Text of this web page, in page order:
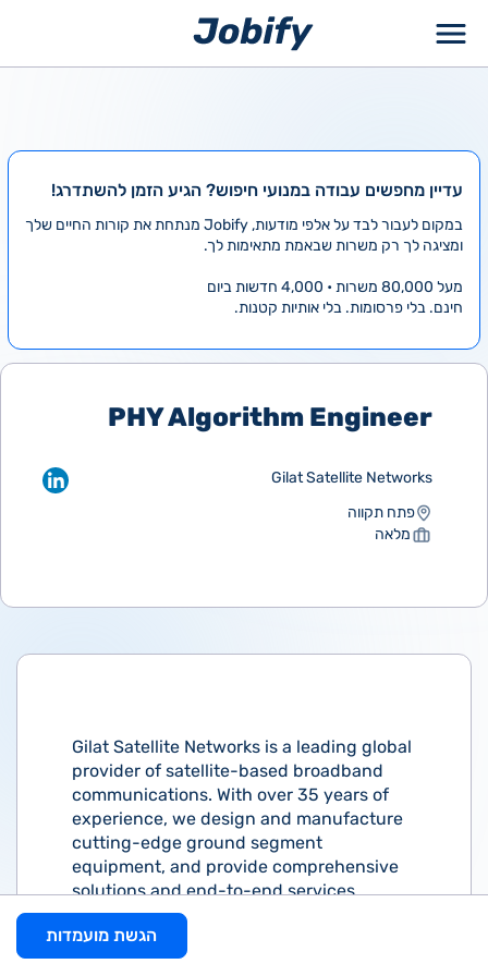
עדיין מחפשים עבודה במנועי חיפוש? הגיע הזמן להשתדרג!
במקום לעבור לבד על אלפי מודעות, Jobify מנתחת את קורות החיים שלך
ומציגה לך רק משרות שבאמת מתאימות לך.
מעל 80,000 משרות • 4,000 חדשות ביום
חינם. בלי פרסומות. בלי אותיות קטנות.
PHY Algorithm Engineer
Gilat Satellite Networks
פתח תקווה
מלאה
Gilat Satellite Networks is a leading global
provider of satellite-based broadband
communications. With over 35 years of
experience, we design and manufacture
cutting-edge ground segment
equipment, and provide comprehensive
solutions and end-to-end services,
powered by our innovative technology.
Gilat is searching for a physical layer
הגשת מועמדות